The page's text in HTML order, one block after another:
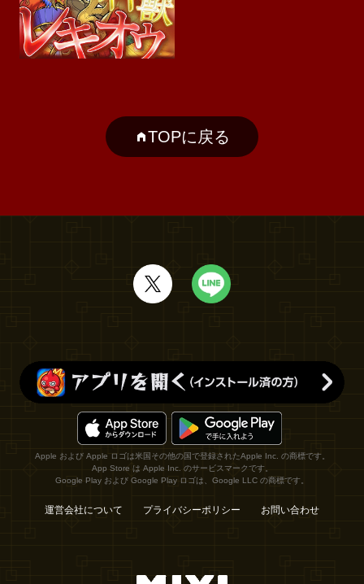
TOPに戻る
Apple および Apple ロゴは米国その他の国で登録されたApple Inc. の商標です。
App Store は Apple Inc. のサービスマークです。
Google Play および Google Play ロゴは、Google LLC の商標です。
運営会社について プライバシーポリシー お問い合わせ